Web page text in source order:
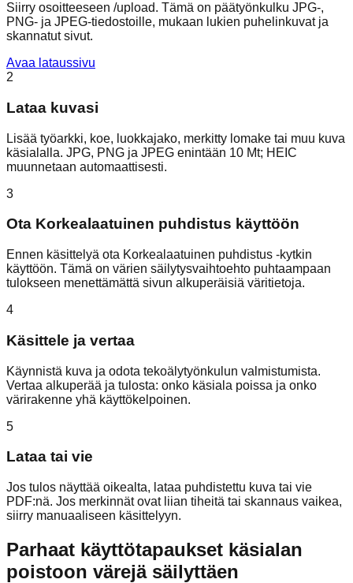
Siirry osoitteeseen /upload. Tämä on päätyönkulku JPG-,
PNG- ja JPEG-tiedostoille, mukaan lukien puhelinkuvat ja
skannatut sivut.
Avaa lataussivu
2
Lataa kuvasi
Lisää työarkki, koe, luokkajako, merkitty lomake tai muu kuva
käsialalla. JPG, PNG ja JPEG enintään 10 Mt; HEIC
muunnetaan automaattisesti.
3
Ota Korkealaatuinen puhdistus käyttöön
Ennen käsittelyä ota Korkealaatuinen puhdistus -kytkin
käyttöön. Tämä on värien säilytysvaihtoehto puhtaampaan
tulokseen menettämättä sivun alkuperäisiä väritietoja.
4
Käsittele ja vertaa
Käynnistä kuva ja odota tekoälytyönkulun valmistumista.
Vertaa alkuperää ja tulosta: onko käsiala poissa ja onko
värirakenne yhä käyttökelpoinen.
5
Lataa tai vie
Jos tulos näyttää oikealta, lataa puhdistettu kuva tai vie
PDF:nä. Jos merkinnät ovat liian tiheitä tai skannaus vaikea,
siirry manuaaliseen käsittelyyn.
Parhaat käyttötapaukset käsialan
poistoon värejä säilyttäen